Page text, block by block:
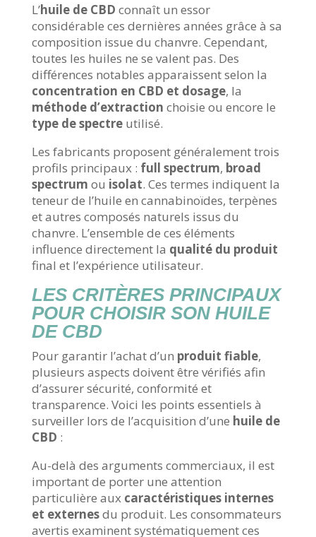
L’huile de CBD connaît un essor
considérable ces dernières années grâce à sa
composition issue du chanvre. Cependant,
toutes les huiles ne se valent pas. Des
différences notables apparaissent selon la
concentration en CBD et dosage, la
méthode d’extraction choisie ou encore le
type de spectreutilisé.
Les fabricants proposent généralement trois
profils principaux : full spectrum, broad
spectrum ou isolat. Ces termes indiquent la
teneur de l’huile en cannabinoïdes, terpènes
et autres composés naturels issus du
chanvre. L’ensemble de ces éléments
influence directement la qualité du produit
final et l’expérience utilisateur.
LES CRITÈRES PRINCIPAUX
POUR CHOISIR SON HUILE
DE CBD
Pour garantir l’achat d’un produit fiable,
plusieurs aspects doivent être vérifiés afin
d’assurer sécurité, conformité et
transparence. Voici les points essentiels à
surveiller lors de l’acquisition d’une huile de
CBD :
Au-delà des arguments commerciaux, il est
important de porter une attention
particulière aux caractéristiques internes
et externesdu produit. Les consommateurs
avertis examinent systématiquement ces